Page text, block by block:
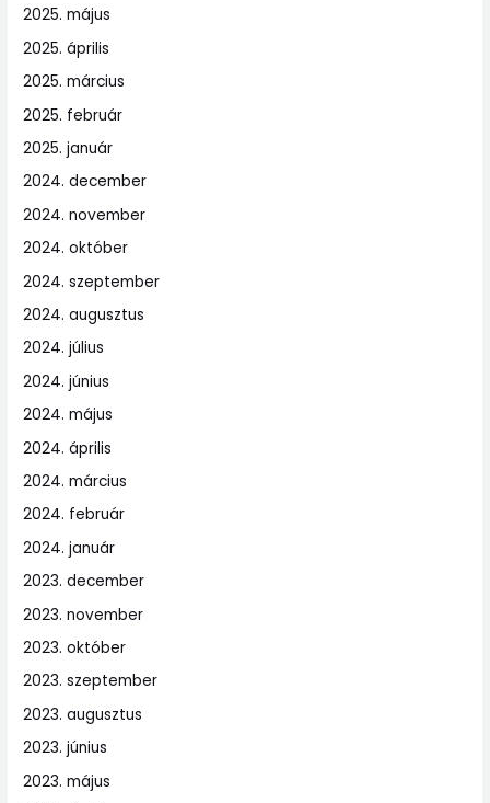
2025. május
2025. április
2025. március
2025. február
2025. január
2024. december
2024. november
2024. október
2024. szeptember
2024. augusztus
2024. július
2024. június
2024. május
2024. április
2024. március
2024. február
2024. január
2023. december
2023. november
2023. október
2023. szeptember
2023. augusztus
2023. június
2023. május